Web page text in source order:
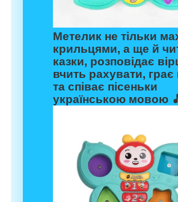
Метелик не тільки
крильцями, а ще й
казки, розповідає
вчить рахувати, грає
та співає пісеньки
українською мовою